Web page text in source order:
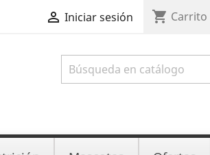
 Iniciar sesión shopping_cart Carrito